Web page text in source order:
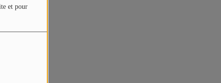
et pour